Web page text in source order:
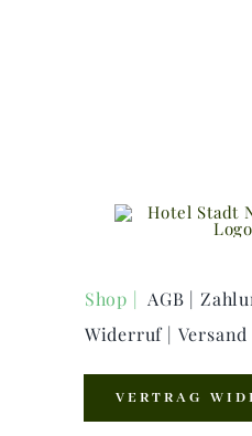
Shop | AGB |
Widerruf |
VERTRAG